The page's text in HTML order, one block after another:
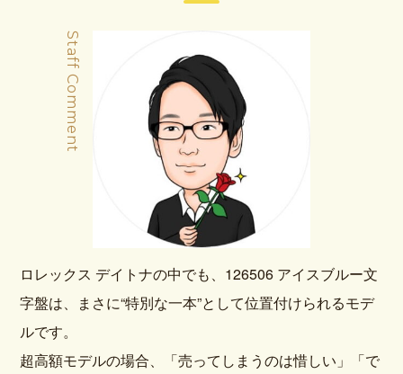
Staff Comment
ロレックス デイトナの中でも、126506 アイスブルー文
字盤は、まさに“特別な一本”として位置付けられるモデ
ルです。
超高額モデルの場合、「売ってしまうのは惜しい」「で